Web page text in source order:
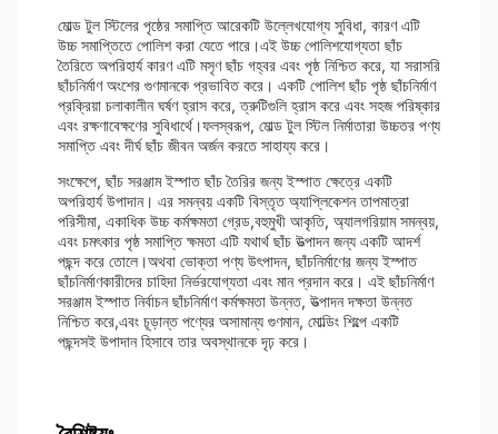
মোল্ড টুল স্টিলের পৃষ্ঠের সমাপ্তি আরেকটি উল্লেখযোগ্য সুবিধা, কারণ এটি
উচ্চ সমাপ্তিতে পোলিশ করা যেতে পারে।এই উচ্চ পোলিশযোগ্যতা ছাঁচ
তৈরিতে অপরিহার্য কারণ এটি মসৃণ ছাঁচ গহ্বর এবং পৃষ্ঠ নিশ্চিত করে, যা সরাসরি
ছাঁচনির্মাণ অংশের গুণমানকে প্রভাবিত করে। একটি পোলিশ ছাঁচ পৃষ্ঠ ছাঁচনির্মাণ
প্রক্রিয়া চলাকালীন ঘর্ষণ হ্রাস করে, ত্রুটিগুলি হ্রাস করে এবং সহজ পরিষ্কার
এবং রক্ষণাবেক্ষণের সুবিধার্থে।ফলস্বরূপ, মোল্ড টুল স্টিল নির্মাতারা উচ্চতর পণ্য
সমাপ্তি এবং দীর্ঘ ছাঁচ জীবন অর্জন করতে সাহায্য করে।
সংক্ষেপে, ছাঁচ সরঞ্জাম ইস্পাত ছাঁচ তৈরির জন্য ইস্পাত ক্ষেত্রে একটি
অপরিহার্য উপাদান। এর সমন্বয় একটি বিস্তৃত অ্যাপ্লিকেশন তাপমাত্রা
পরিসীমা, একাধিক উচ্চ কর্মক্ষমতা গ্রেড,বহুমুখী আকৃতি, অ্যালগরিয়াম সমন্বয়,
এবং চমৎকার পৃষ্ঠ সমাপ্তি ক্ষমতা এটি যথার্থ ছাঁচ উত্পাদন জন্য একটি আদর্শ
পছন্দ করে তোলে।অথবা ভোক্তা পণ্য উৎপাদন, ছাঁচনির্মাণের জন্য ইস্পাত
ছাঁচনির্মাণকারীদের চাহিদা নির্ভরযোগ্যতা এবং মান প্রদান করে। এই ছাঁচনির্মাণ
সরঞ্জাম ইস্পাত নির্বাচন ছাঁচনির্মাণ কর্মক্ষমতা উন্নত, উত্পাদন দক্ষতা উন্নত
নিশ্চিত করে,এবং চূড়ান্ত পণ্যের অসামান্য গুণমান, মোল্ডিং শিল্পে একটি
পছন্দসই উপাদান হিসাবে তার অবস্থানকে দৃঢ় করে।